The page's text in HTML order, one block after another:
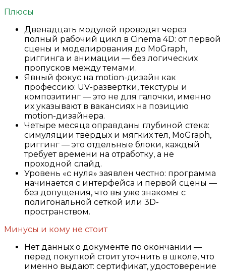
Плюсы
Двенадцать модулей проводят через
полный рабочий цикл в Cinema 4D: от первой
сцены и моделирования до MoGraph,
риггинга и анимации — без логических
пропусков между темами.
Явный фокус на motion-дизайн как
профессию: UV-развёртки, текстуры и
композитинг — это не для галочки, именно
их указывают в вакансиях на позицию
motion-дизайнера.
Четыре месяца оправданы глубиной стека:
симуляции твёрдых и мягких тел, MoGraph,
риггинг — это отдельные блоки, каждый
требует времени на отработку, а не
проходной слайд.
Уровень «с нуля» заявлен честно: программа
начинается с интерфейса и первой сцены —
без допущения, что вы уже знакомы с
полигональной сеткой или 3D-
пространством.
Минусы и кому не стоит
Нет данных о документе по окончании —
перед покупкой стоит уточнить в школе, что
именно выдают: сертификат, удостоверение